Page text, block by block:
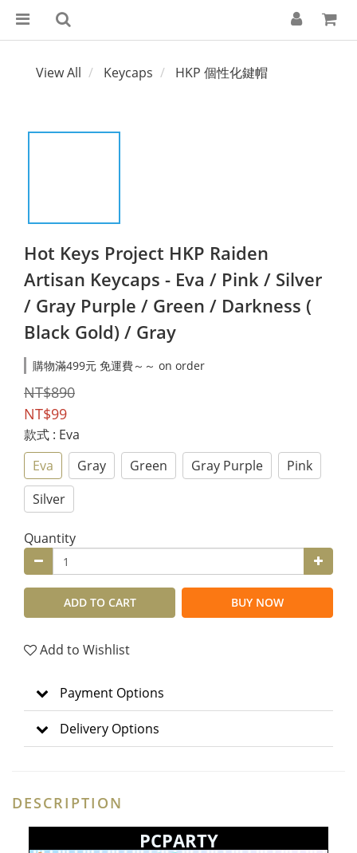
View All Keycaps HKP 個性化鍵帽
Hot Keys Project HKP Raiden
Artisan Keycaps - Eva / Pink / Silver
/ Gray Purple / Green / Darkness (
Black Gold) / Gray
購物滿499元 免運費～～ on order
NT$890
NT$99
款式 : Eva
Eva
Gray Green Gray Purple
Pink
Silver
Quantity
ADD TO CART BUY NOW
Add to Wishlist
Payment Options
Delivery Options
DESCRIPTION
PCPARTY